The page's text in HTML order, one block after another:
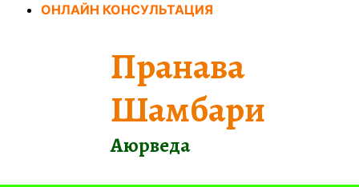
ПерейтиОНЛАЙН КОНСУЛЬТАЦИЯ
Пранава
Шамбари
Аюрведа